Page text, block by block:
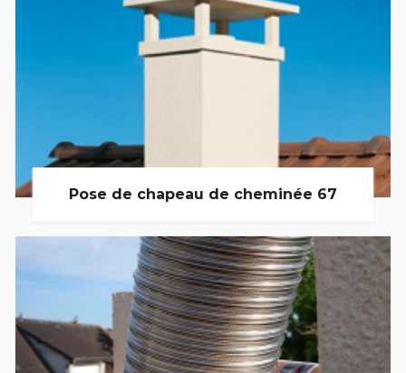
Pose de chapeau de cheminée 67